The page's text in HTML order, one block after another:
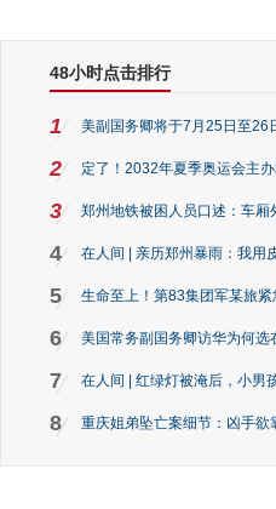
48小时点击排行
1 美副国务卿将于7月25日至26
2 定了！2032年夏季奥运会主
3 郑州地铁被困人员口述：车
4 在人间 | 亲历郑州暴雨：我用
5 生命至上！第83集团军某旅
6 美国常务副国务卿访华为何选
7 在人间 | 红绿灯被淹后，小男
8 重庆姐弟坠亡案细节：凶手